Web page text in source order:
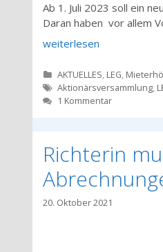
Ab 1. Juli 2023 soll ein
Daran haben vor allem
weiterlesen
Kategorien
AKTUELLES, LEG,
Tags
Aktionärsversammlung,
1 Kommentar
Richterin
20. Oktober 2021